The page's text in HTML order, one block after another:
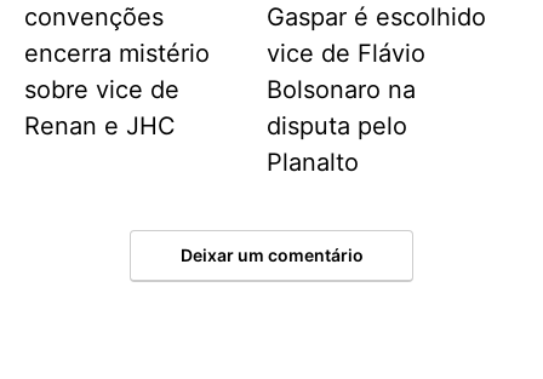
convenções
encerra mistério
sobre vice de
Renan e JHC
Gaspar é escolhido
vice de Flávio
Bolsonaro na
disputa pelo
Planalto
Deixar um comentário